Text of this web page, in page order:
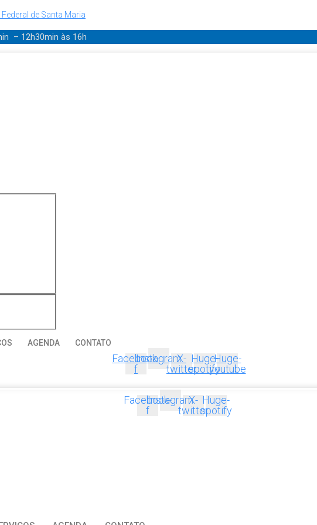
de Santa Maria
– 12h30min às 16h
AGENDA CONTATO
Facebook-
f
InstagramX-
twitter
Huge-
spotify
Huge-
youtube
Facebook-
f
InstagramX-
twitter
Huge-
spotify